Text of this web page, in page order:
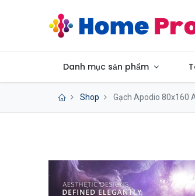
Danh mục sản phẩm
Shop Gạch Apodio 80x160